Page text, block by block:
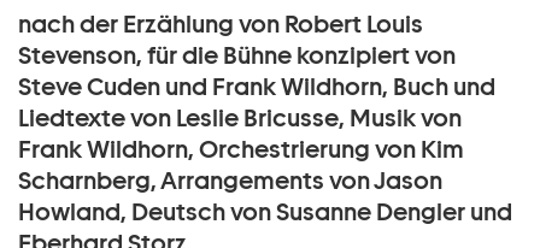
nach der Erzählung von Robert Louis
Stevenson, für die Bühne konzipiert von
Steve Cuden und Frank Wildhorn, Buch und
Liedtexte von Leslie Bricusse, Musik von
Frank Wildhorn, Orchestrierung von Kim
Scharnberg, Arrangements von Jason
Howland, Deutsch von Susanne Dengler und